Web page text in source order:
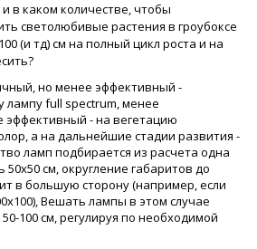
в каком количестве, чтобы
светолюбивые растения в гроубоксе
(и тд) см на полный цикл роста и на
но менее эффективный -
лампу full spectrum, менее
эффективный - на вегетацию
а на дальнейшие стадии развития -
ламп подбирается из расчета одна
см, округление габаритов до
в большую сторону (например, если
Вешать лампы в этом случае
100 см, регулируя по необходимой